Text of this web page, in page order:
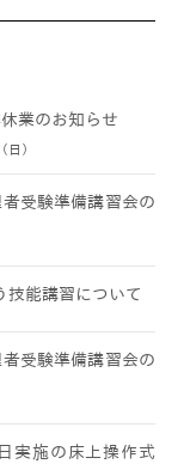
業のお知らせ
）
受験準備講習会の
技能講習について
受験準備講習会の
実施の床上操作式